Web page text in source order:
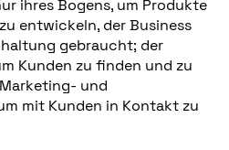
ihres Bogens, um Produkte
entwickeln, der Business
gebraucht; der
Kunden zu finden und zu
und
mit Kunden in Kontakt zu